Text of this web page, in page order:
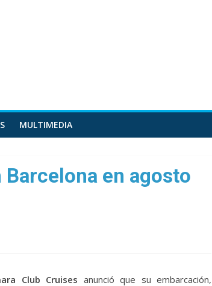
MULTIMEDIA
en agosto
Club Cruises anunció que su embarcación,